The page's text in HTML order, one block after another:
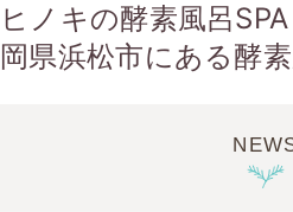
ヒノキの酵素風呂
岡県浜松市にある酵